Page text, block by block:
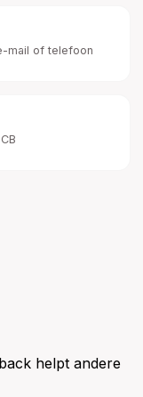
mail of telefoon
helpt andere